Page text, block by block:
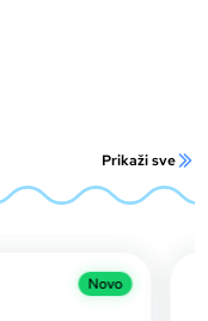
Prikaži sve
Novo